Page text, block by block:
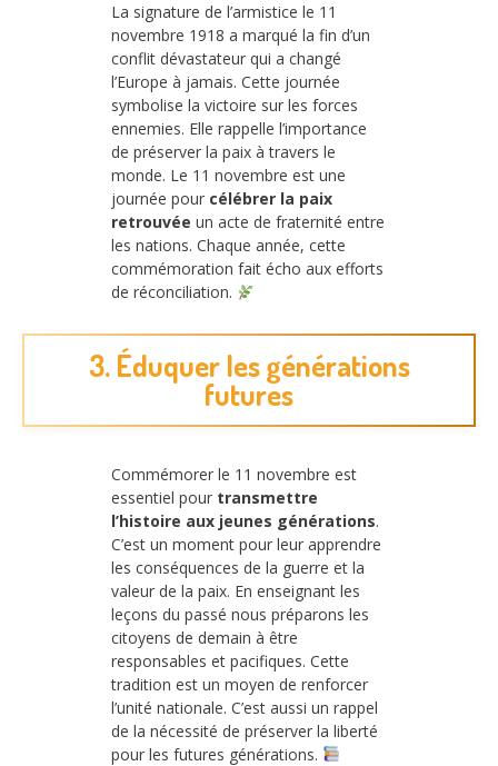
La signature de l’armistice le 11
novembre 1918 a marqué la fin d’un
conflit dévastateur qui a changé
l’Europe à jamais. Cette journée
symbolise la victoire sur les forces
ennemies. Elle rappelle l’importance
de préserver la paix à travers le
monde. Le 11 novembre est une
journée pour célébrer la paix
retrouvée un acte de fraternité entre
les nations. Chaque année, cette
commémoration fait écho aux efforts
de réconciliation.
3. Éduquer les générations
futures
Commémorer le 11 novembre est
essentiel pour transmettre
l’histoire aux jeunes générations.
C’est un moment pour leur apprendre
les conséquences de la guerre et la
valeur de la paix. En enseignant les
leçons du passé nous préparons les
citoyens de demain à être
responsables et pacifiques. Cette
tradition est un moyen de renforcer
l’unité nationale. C’est aussi un rappel
de la nécessité de préserver la liberté
pour les futures générations.